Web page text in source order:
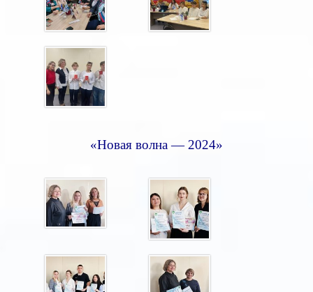
«Новая волна — 2024»